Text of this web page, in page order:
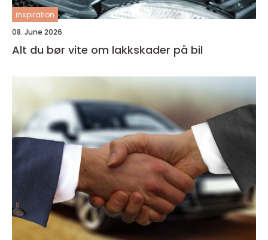
inspiration
08. June 2026
Alt du bør vite om lakkskader på bil